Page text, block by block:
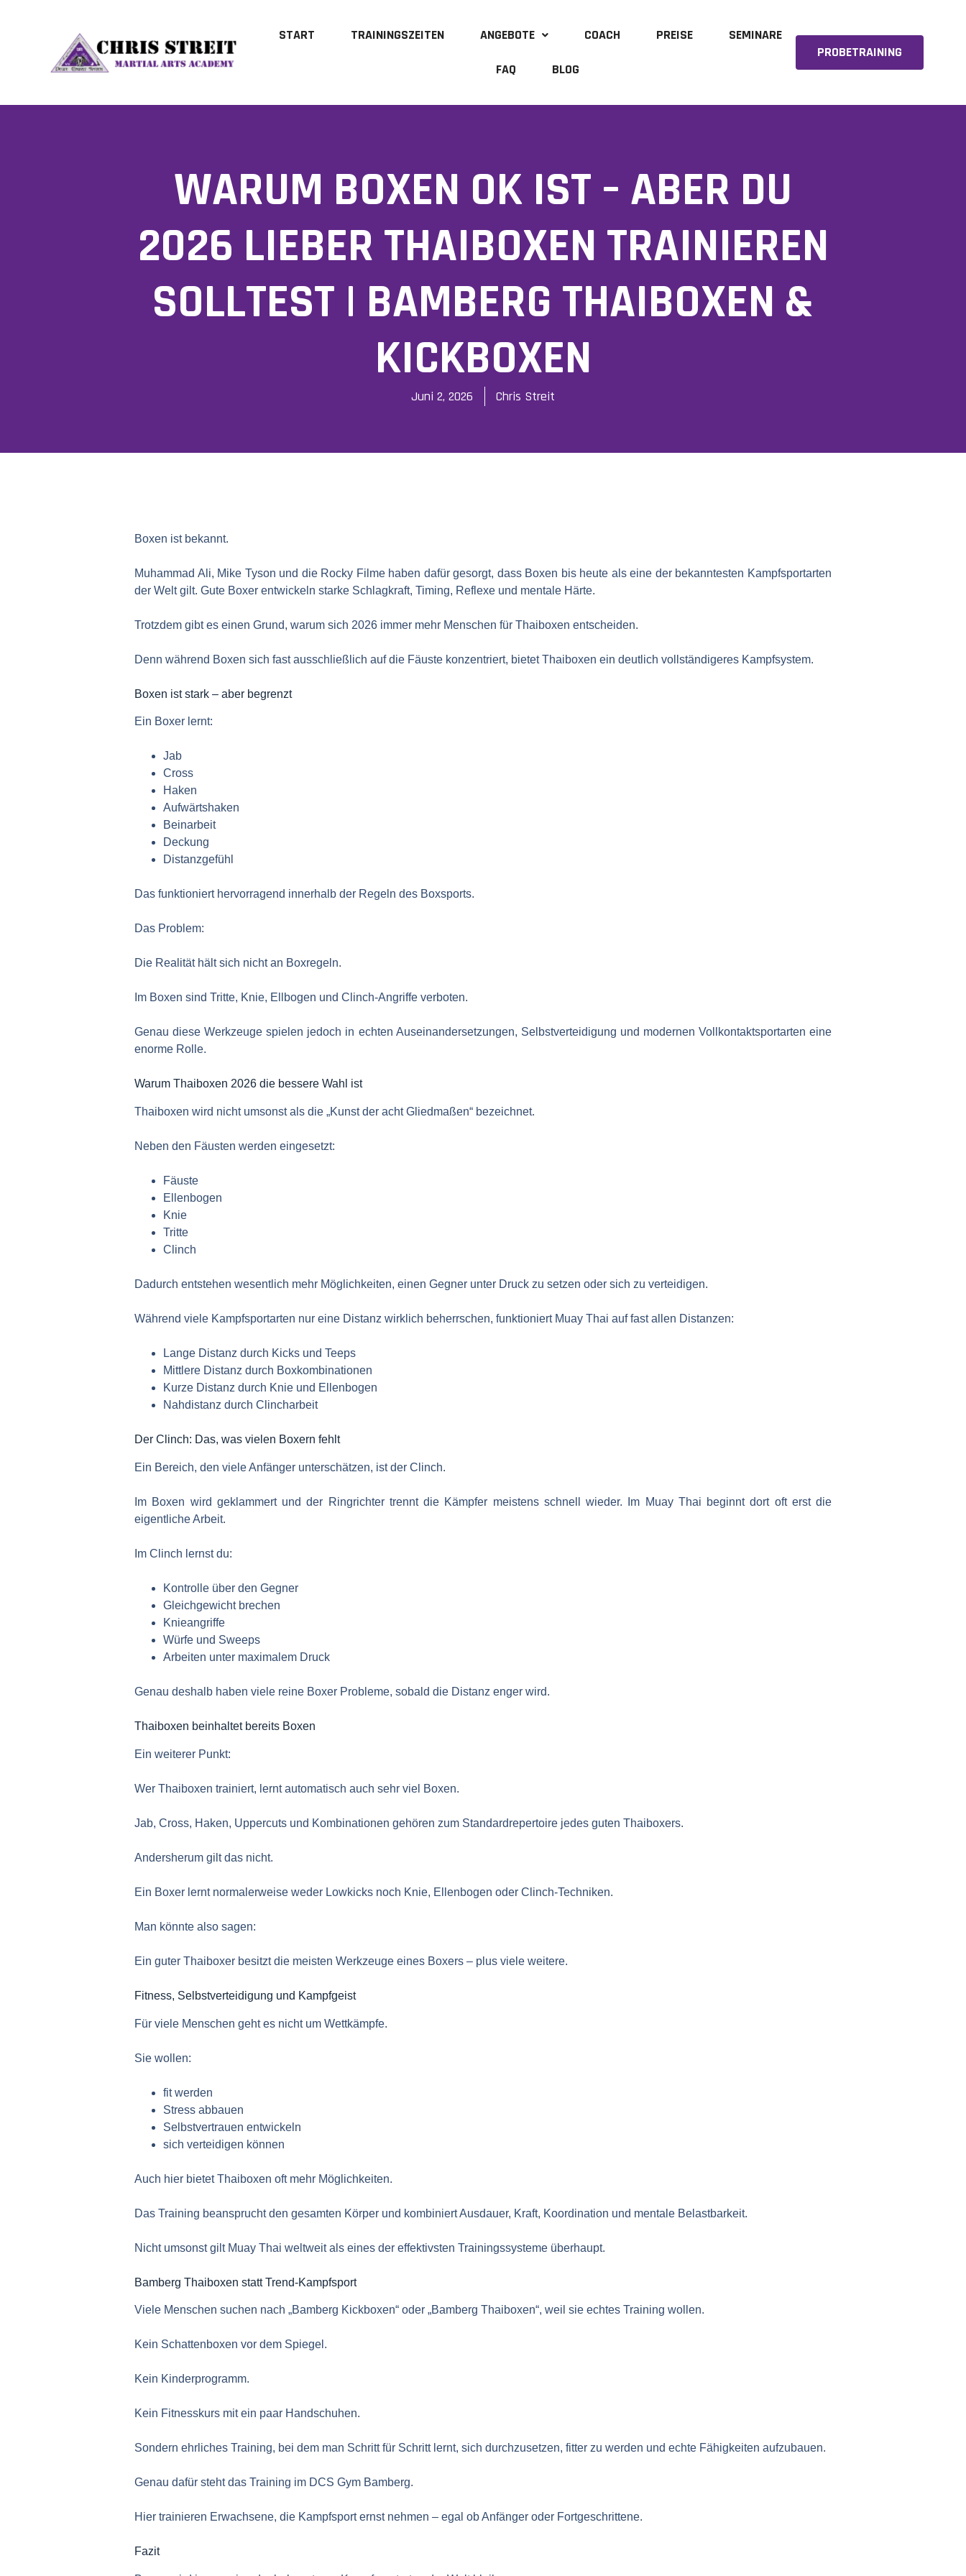
START TRAININGSZEITEN ANGEBOTE COACH PREISE SEMINARE
FAQ BLOG
PROBETRAINING
WARUM BOXEN OK IST – ABER DU
2026 LIEBER THAIBOXEN TRAINIEREN
SOLLTEST | BAMBERG THAIBOXEN &
KICKBOXEN
Juni 2, 2026 Chris Streit
Boxen ist bekannt.
Muhammad Ali, Mike Tyson und die Rocky Filme haben dafür gesorgt, dass Boxen bis heute als eine der bekanntesten Kampfsportarten
der Welt gilt. Gute Boxer entwickeln starke Schlagkraft, Timing, Reflexe und mentale Härte.
Trotzdem gibt es einen Grund, warum sich 2026 immer mehr Menschen für Thaiboxen entscheiden.
Denn während Boxen sich fast ausschließlich auf die Fäuste konzentriert, bietet Thaiboxen ein deutlich vollständigeres Kampfsystem.
Boxen ist stark – aber begrenzt
Ein Boxer lernt:
Jab
Cross
Haken
Aufwärtshaken
Beinarbeit
Deckung
Distanzgefühl
Das funktioniert hervorragend innerhalb der Regeln des Boxsports.
Das Problem:
Die Realität hält sich nicht an Boxregeln.
Im Boxen sind Tritte, Knie, Ellbogen und Clinch-Angriffe verboten.
Genau diese Werkzeuge spielen jedoch in echten Auseinandersetzungen, Selbstverteidigung und modernen Vollkontaktsportarten eine
enorme Rolle.
Warum Thaiboxen 2026 die bessere Wahl ist
Thaiboxen wird nicht umsonst als die „Kunst der acht Gliedmaßen“ bezeichnet.
Neben den Fäusten werden eingesetzt:
Fäuste
Ellenbogen
Knie
Tritte
Clinch
Dadurch entstehen wesentlich mehr Möglichkeiten, einen Gegner unter Druck zu setzen oder sich zu verteidigen.
Während viele Kampfsportarten nur eine Distanz wirklich beherrschen, funktioniert Muay Thai auf fast allen Distanzen:
Lange Distanz durch Kicks und Teeps
Mittlere Distanz durch Boxkombinationen
Kurze Distanz durch Knie und Ellenbogen
Nahdistanz durch Clincharbeit
Der Clinch: Das, was vielen Boxern fehlt
Ein Bereich, den viele Anfänger unterschätzen, ist der Clinch.
Im Boxen wird geklammert und der Ringrichter trennt die Kämpfer meistens schnell wieder. Im Muay Thai beginnt dort oft erst die
eigentliche Arbeit.
Im Clinch lernst du:
Kontrolle über den Gegner
Gleichgewicht brechen
Knieangriffe
Würfe und Sweeps
Arbeiten unter maximalem Druck
Genau deshalb haben viele reine Boxer Probleme, sobald die Distanz enger wird.
Thaiboxen beinhaltet bereits Boxen
Ein weiterer Punkt:
Wer Thaiboxen trainiert, lernt automatisch auch sehr viel Boxen.
Jab, Cross, Haken, Uppercuts und Kombinationen gehören zum Standardrepertoire jedes guten Thaiboxers.
Andersherum gilt das nicht.
Ein Boxer lernt normalerweise weder Lowkicks noch Knie, Ellenbogen oder Clinch-Techniken.
Man könnte also sagen:
Ein guter Thaiboxer besitzt die meisten Werkzeuge eines Boxers – plus viele weitere.
Fitness, Selbstverteidigung und Kampfgeist
Für viele Menschen geht es nicht um Wettkämpfe.
Sie wollen:
fit werden
Stress abbauen
Selbstvertrauen entwickeln
sich verteidigen können
Auch hier bietet Thaiboxen oft mehr Möglichkeiten.
Das Training beansprucht den gesamten Körper und kombiniert Ausdauer, Kraft, Koordination und mentale Belastbarkeit.
Nicht umsonst gilt Muay Thai weltweit als eines der effektivsten Trainingssysteme überhaupt.
Bamberg Thaiboxen statt Trend-Kampfsport
Viele Menschen suchen nach „Bamberg Kickboxen“ oder „Bamberg Thaiboxen“, weil sie echtes Training wollen.
Kein Schattenboxen vor dem Spiegel.
Kein Kinderprogramm.
Kein Fitnesskurs mit ein paar Handschuhen.
Sondern ehrliches Training, bei dem man Schritt für Schritt lernt, sich durchzusetzen, fitter zu werden und echte Fähigkeiten aufzubauen.
Genau dafür steht das Training im DCS Gym Bamberg.
Hier trainieren Erwachsene, die Kampfsport ernst nehmen – egal ob Anfänger oder Fortgeschrittene.
Fazit